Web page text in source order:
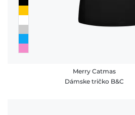
Merry Catmas
Dámske tričko B&C